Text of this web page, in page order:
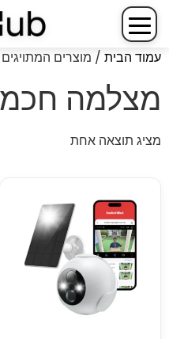
עמוד הבית / מוצרים
מצלמה
מציג תוצאה אחת